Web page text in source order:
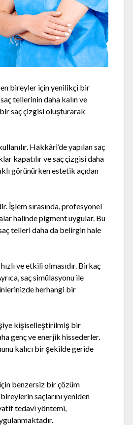
bireyler için yenilikçi bir
tellerinin daha kalın ve
saç çizgisi oluşturarak
Hakkâri’de yapılan saç
kapatılır ve saç çizgisi daha
görünürken estetik açıdan
İşlem sırasında, profesyonel
halinde pigment uygular. Bu
telleri daha da belirgin hale
ve etkili olmasıdır. Birkaç
saç simülasyonu ile
herhangi bir
kişiselleştirilmiş bir
genç ve enerjik hissederler.
kalıcı bir şekilde geride
benzersiz bir çözüm
saçlarını yeniden
tedavi yöntemi,